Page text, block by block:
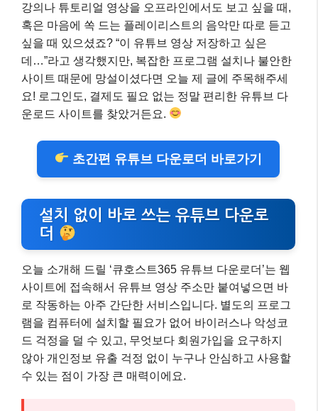
강의나 튜토리얼 영상을 오프라인에서도 보고 싶을 때,
혹은 마음에 쏙 드는 플레이리스트의 음악만 따로 듣고
싶을 때 있으셨죠? “이 유튜브 영상 저장하고 싶은
데…”라고 생각했지만, 복잡한 프로그램 설치나 불안한
사이트 때문에 망설이셨다면 오늘 제 글에 주목해주세
요! 로그인도, 결제도 필요 없는 정말 편리한 유튜브 다
운로드 사이트를 찾았거든요.
초간편 유튜브 다운로더 바로가기
설치 없이 바로 쓰는 유튜브 다운로
더
오늘 소개해 드릴 ‘큐호스트365 유튜브 다운로더’는 웹
사이트에 접속해서 유튜브 영상 주소만 붙여넣으면 바
로 작동하는 아주 간단한 서비스입니다. 별도의 프로그
램을 컴퓨터에 설치할 필요가 없어 바이러스나 악성코
드 걱정을 덜 수 있고, 무엇보다 회원가입을 요구하지
않아 개인정보 유출 걱정 없이 누구나 안심하고 사용할
수 있는 점이 가장 큰 매력이에요.